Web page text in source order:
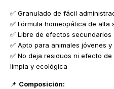
✅ Granulado de fácil
✅ Fórmula homeopática de alta
✅ Libre de efectos secundarios
✅ Apto para animales jóvenes
✅ No deja residuos ni efecto
limpia y ecológica
📌 Composición: